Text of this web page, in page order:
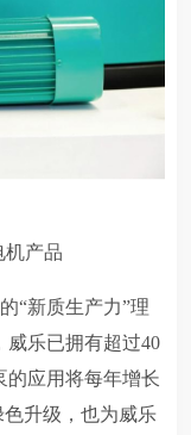
机产品
“新质生产力”理
威乐已拥有超过40
的应用将每年增长
升级，也为威乐